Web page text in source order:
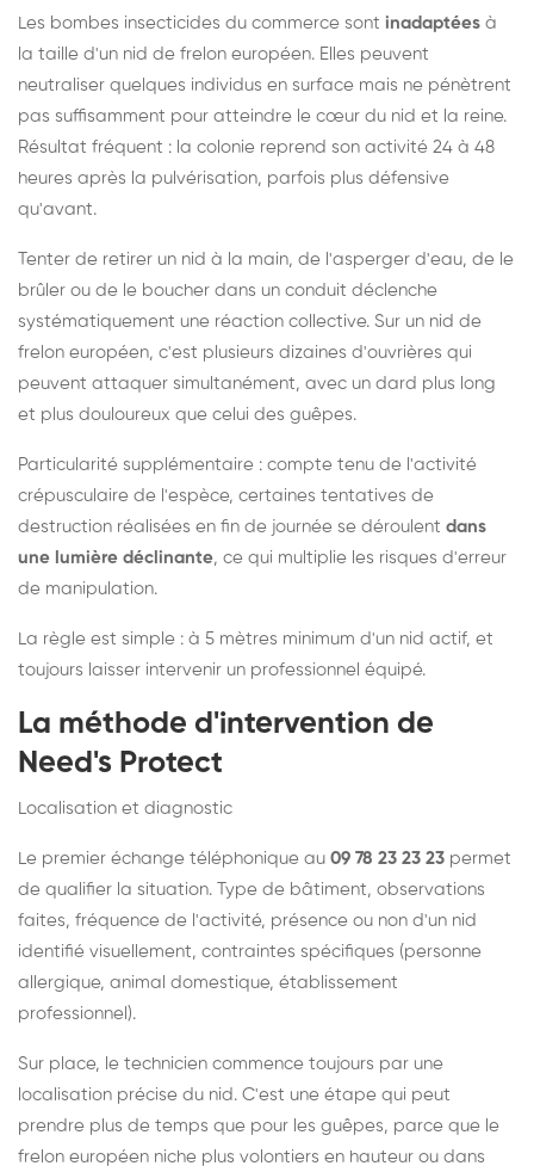
Les bombes insecticides du commerce sont inadaptées à
la taille d'un nid de frelon européen. Elles peuvent
neutraliser quelques individus en surface mais ne pénètrent
pas suffisamment pour atteindre le cœur du nid et la reine.
Résultat fréquent : la colonie reprend son activité 24 à 48
heures après la pulvérisation, parfois plus défensive
qu'avant.
Tenter de retirer un nid à la main, de l'asperger d'eau, de le
brûler ou de le boucher dans un conduit déclenche
systématiquement une réaction collective. Sur un nid de
frelon européen, c'est plusieurs dizaines d'ouvrières qui
peuvent attaquer simultanément, avec un dard plus long
et plus douloureux que celui des guêpes.
Particularité supplémentaire : compte tenu de l'activité
crépusculaire de l'espèce, certaines tentatives de
destruction réalisées en fin de journée se déroulent dans
une lumière déclinante, ce qui multiplie les risques d'erreur
de manipulation.
La règle est simple : à 5 mètres minimum d'un nid actif, et
toujours laisser intervenir un professionnel équipé.
La méthode d'intervention de
Need's Protect
Localisation et diagnostic
Le premier échange téléphonique au 09 78 23 23 23 permet
de qualifier la situation. Type de bâtiment, observations
faites, fréquence de l'activité, présence ou non d'un nid
identifié visuellement, contraintes spécifiques (personne
allergique, animal domestique, établissement
professionnel).
Sur place, le technicien commence toujours par une
localisation précise du nid. C'est une étape qui peut
prendre plus de temps que pour les guêpes, parce que le
frelon européen niche plus volontiers en hauteur ou dans